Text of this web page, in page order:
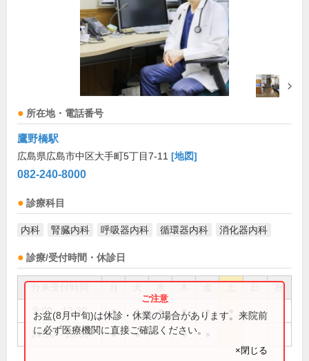
所在地・電話番号
鷹野橋駅
広島県広島市中区大手町5丁目7-11 [地図]
082-240-8000
診療科目
内科 腎臓内科 呼吸器内科 循環器内科 消化器内科
診療/受付時間・休診日
祝
9:00～12:30 ● ● ● ● ●
14:30～18:00 ● ● ●
お盆(8月中旬)は休診・休業の場合があります。来院前
に必ず医療機関に直接ご確認ください。
×閉じる